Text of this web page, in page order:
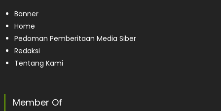
Banner
Home
Pedoman Pemberitaan Media Siber
Redaksi
Tentang Kami
Member Of